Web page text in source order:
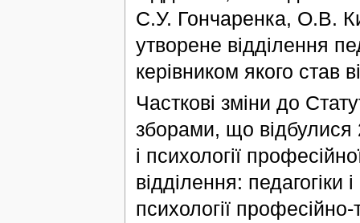
С.У. Гончаренка, О.В.
утворене відділення
керівником якого став
Часткові зміни до
зборами, що відбулися
і психології
відділення: педагогіки
психології